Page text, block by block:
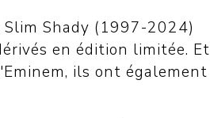
Shady (1997-2024)
en édition limitée. Et
ils ont également